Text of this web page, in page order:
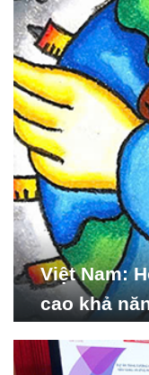
Việt Nam:
cao khả